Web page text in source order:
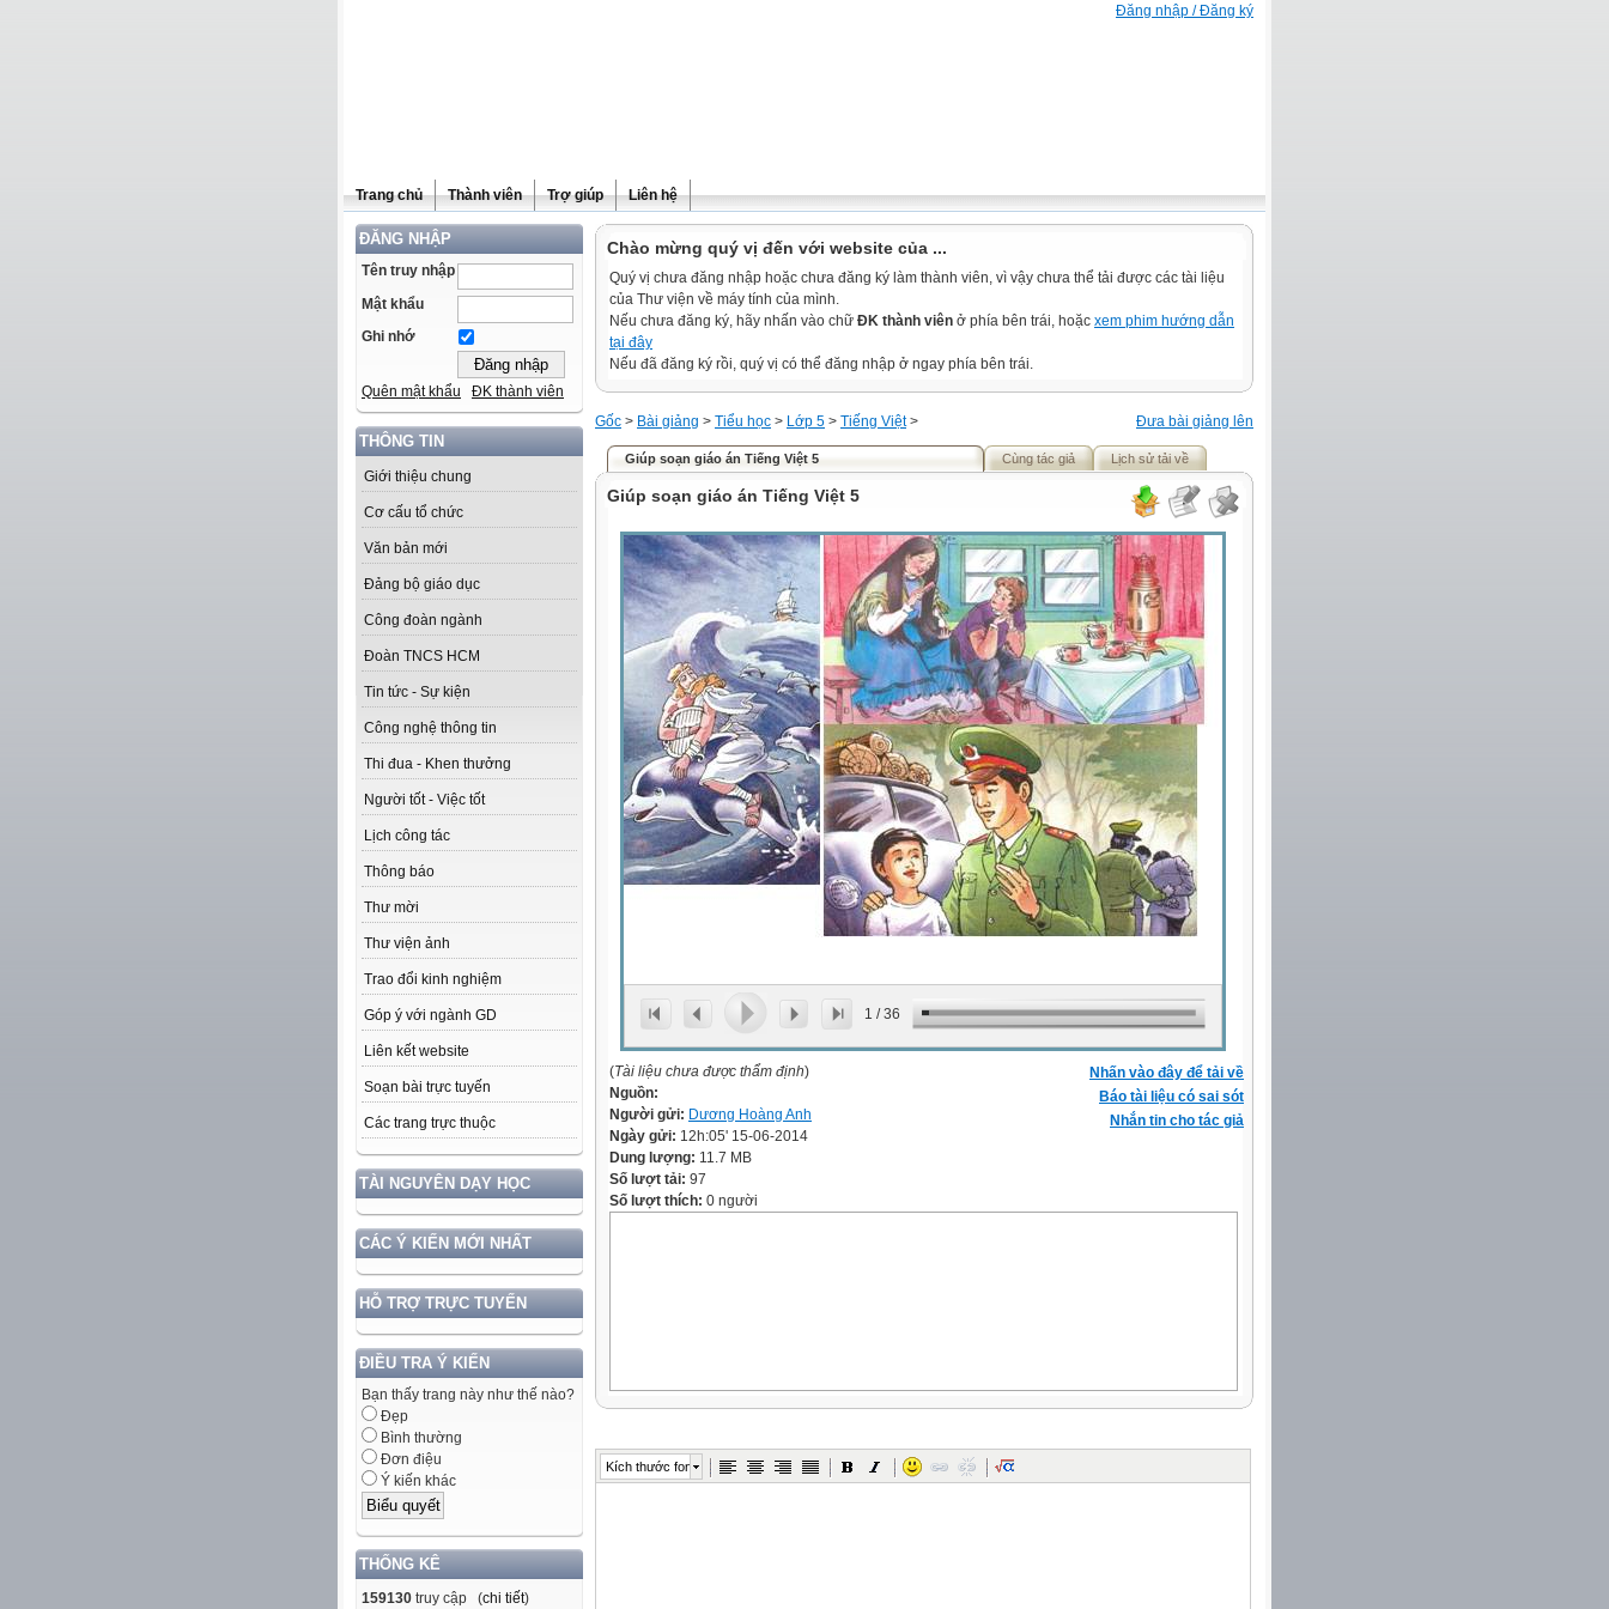
Đăng nhập / Đăng ký
Trang chủ Thành viên Trợ giúp Liên hệ
ĐĂNG NHẬP
Tên truy nhập
Mật khẩu
Ghi nhớ
Quên mật khẩu ĐK thành viên
THÔNG TIN
Giới thiệu chung
Cơ cấu tổ chức
Văn bản mới
Đảng bộ giáo dục
Công đoàn ngành
Đoàn TNCS HCM
Tin tức - Sự kiện
Công nghệ thông tin
Thi đua - Khen thưởng
Người tốt - Việc tốt
Lịch công tác
Thông báo
Thư mời
Thư viện ảnh
Trao đổi kinh nghiệm
Góp ý với ngành GD
Liên kết website
Soạn bài trực tuyến
Các trang trực thuộc
TÀI NGUYÊN DẠY HỌC
CÁC Ý KIẾN MỚI NHẤT
HỖ TRỢ TRỰC TUYẾN
ĐIỀU TRA Ý KIẾN
Bạn thấy trang này như thế nào?
Đẹp
Bình thường
Đơn điệu
Ý kiến khác
THỐNG KÊ
159130 truy cập (chi tiết)
Chào mừng quý vị đến với website của ...
Quý vị chưa đăng nhập hoặc chưa đăng ký làm thành viên, vì vậy chưa thể tải được các tài liệu
của Thư viện về máy tính của mình.
Nếu chưa đăng ký, hãy nhấn vào chữ ĐK thành viên ở phía bên trái, hoặc xem phim hướng dẫn
tại đây
Nếu đã đăng ký rồi, quý vị có thể đăng nhập ở ngay phía bên trái.
Đưa bài giảng lên
Gốc > Bài giảng > Tiểu học > Lớp 5 > Tiếng Việt>
Giúp soạn giáo án Tiếng Việt 5 Cùng tác giả Lịch sử tải về
Giúp soạn giáo án Tiếng Việt 5
1 /36
Nhấn vào đây để tải về
Báo tài liệu có sai sót
Nhắn tin cho tác giả
(Tài liệu chưa được thẩm định)
Nguồn:
Người gửi: Dương Hoàng Anh
Ngày gửi: 12h:05' 15-06-2014
Dung lượng: 11.7 MB
Số lượt tải: 97
Số lượt thích: 0 người
Kích thước font